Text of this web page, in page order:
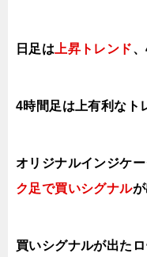
日足は 上昇トレンド
4時間足は上有利なト
オリジナルインジケ
ク足で買いシグナルが
買いシグナルが出た